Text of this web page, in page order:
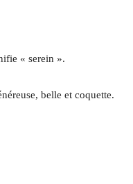
« serein ».
belle et coquette.